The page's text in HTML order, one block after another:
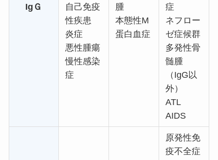
IgＧ
自己免疫
性疾患
炎症
悪性腫瘍
慢性感染
症
腫
本態性M
蛋白血症
症
ネフロー
ゼ症候群
多発性骨
髄腫
（IgG以
外）
ATL
AIDS
原発性免
疫不全症